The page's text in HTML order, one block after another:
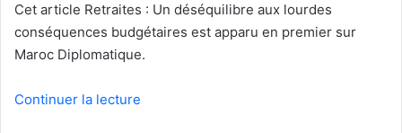
Cet article Retraites : Un déséquilibre aux lourdes
conséquences budgétaires est apparu en premier sur
Maroc Diplomatique.
Continuer la lecture